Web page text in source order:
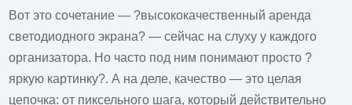
Вот это сочетание — ?высококачественный аренда
светодиодного экрана? — сейчас на слуху у каждого
организатора. Но часто под ним понимают просто ?
яркую картинку?. А на деле, качество — это целая
цепочка: от пиксельного шага, который действительно